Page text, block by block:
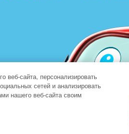
веб-сайта, персонализировать
сетей и анализировать
нашего веб-сайта своим